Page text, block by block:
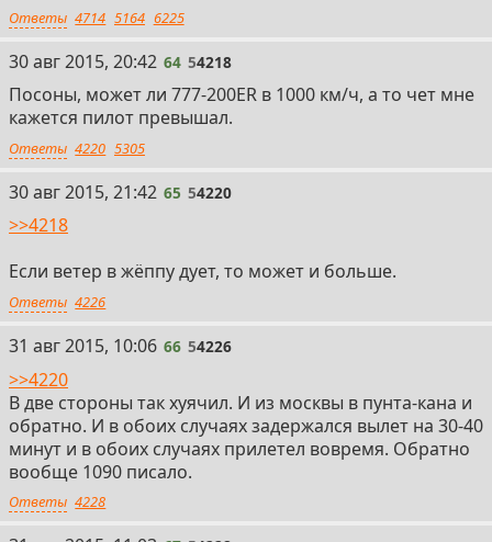
Ответы 4714 5164 6225
30 авг 2015, 20:42 64 54218
Посоны, может ли 777-200ЕR в 1000 км/ч, а то чет мне
кажется пилот превышал.
Ответы 4220 5305
30 авг 2015, 21:42 65 54220
>>4218
Если ветер в жёппу дует, то может и больше.
Ответы 4226
31 авг 2015, 10:06 66 54226
>>4220
В две стороны так хуячил. И из москвы в пунта-кана и
обратно. И в обоих случаях задержался вылет на 30-40
минут и в обоих случаях прилетел вовремя. Обратно
вообще 1090 писало.
Ответы 4228